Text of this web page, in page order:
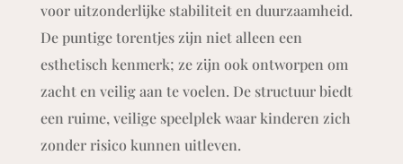
voor uitzonderlijke stabiliteit en duurzaamheid.
De puntige torentjes zijn niet alleen een
esthetisch kenmerk; ze zijn ook ontworpen om
zacht en veilig aan te voelen. De structuur biedt
een ruime, veilige speelplek waar kinderen zich
zonder risico kunnen uitleven.